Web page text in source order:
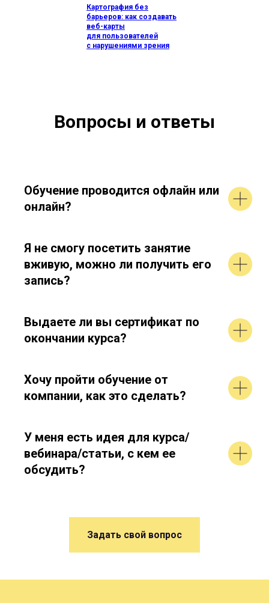
Картография без
барьеров: как создавать
веб-карты
для пользователей
с нарушениями зрения
Вопросы и ответы
Обучение проводится офлайн или
онлайн?
Я не смогу посетить занятие
вживую, можно ли получить его
запись?
Выдаете ли вы сертификат по
окончании курса?
Хочу пройти обучение от
компании, как это сделать?
У меня есть идея для курса/
вебинара/статьи, с кем ее
обсудить?
Задать свой вопрос